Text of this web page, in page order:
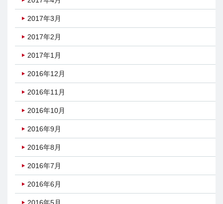
2017年3月
2017年2月
2017年1月
2016年12月
2016年11月
2016年10月
2016年9月
2016年8月
2016年7月
2016年6月